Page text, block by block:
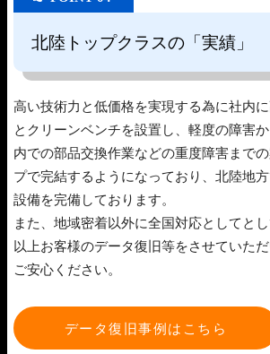
北陸トップクラスの「実績」
高い技術力と低価格を実現する為に社内
とクリーンベンチを設置し、軽度の障害
内での部品交換作業などの重度障害まで
プで完結するようになっており、北陸地
設備を完備しております。
また、地域密着以外に全国対応としてと
以上お客様のデータ復旧等をさせていた
ご安心ください。
データ復旧事例はこちら